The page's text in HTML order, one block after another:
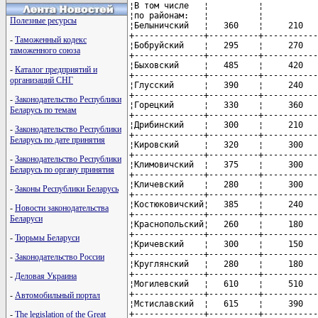
Полезные ресурсы
- Таможенный кодекс
таможенного союза
- Каталог предприятий и
организаций СНГ
- Законодательство Республики
Беларусь по темам
- Законодательство Республики
Беларусь по дате принятия
- Законодательство Республики
Беларусь по органу принятия
- Законы Республики Беларусь
- Новости законодательства
Беларуси
- Тюрьмы Беларуси
- Законодательство России
- Деловая Украина
- Автомобильный портал
- The legislation of the Great
¦В том числе   ¦          ¦
¦по районам:   ¦          ¦
¦Белыничский   ¦   360    ¦
+--------------+----------
¦Бобруйский    ¦   295    ¦
+--------------+----------
¦Быховский     ¦   485    ¦
+--------------+----------
¦Глусский      ¦   390    ¦
+--------------+----------
¦Горецкий      ¦   330    ¦
+--------------+----------
¦Дрибинский    ¦   300    ¦
+--------------+----------
¦Кировский     ¦   320    ¦
+--------------+----------
¦Климовичский  ¦   375    ¦
+--------------+----------
¦Кличевский    ¦   280    ¦
+--------------+----------
¦Костюковичский¦   385    ¦
+--------------+----------
¦Краснопольский¦   260    ¦
+--------------+----------
¦Кричевский    ¦   300    ¦
+--------------+----------
¦Круглянский   ¦   280    ¦
+--------------+----------
¦Могилевский   ¦   610    ¦
+--------------+----------
¦Мстиславский  ¦   615    ¦
+--------------+----------